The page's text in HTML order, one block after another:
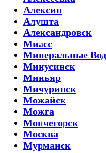
Алексин
Алушта
Александровск
Миасс
Минеральные
Минусинск
Миньяр
Мичуринск
Можайск
Можга
Мончегорск
Москва
Мурманск